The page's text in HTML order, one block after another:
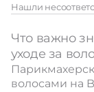
Нашли
Что важно
уходе за
волосами на